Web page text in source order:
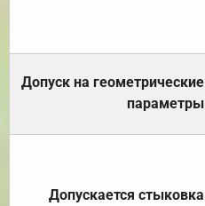
Допуск на геометрические
параметры
Допускается стыковка